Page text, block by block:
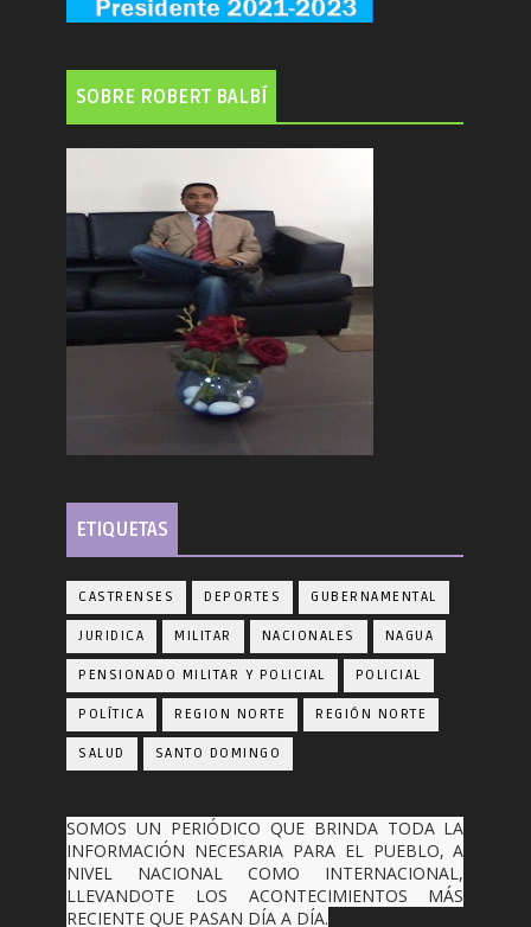
SOBRE ROBERT BALBÍ
ETIQUETAS
CASTRENSES DEPORTES GUBERNAMENTAL
JURIDICA MILITAR NACIONALES NAGUA
PENSIONADO MILITAR Y POLICIAL POLICIAL
POLÍTICA REGION NORTE REGIÓN NORTE
SALUD SANTO DOMINGO
SOMOS UN PERIÓDICO QUE BRINDA TODA LA
INFORMACIÓN NECESARIA PARA EL PUEBLO, A
NIVEL NACIONAL COMO INTERNACIONAL,
LLEVANDOTE LOS ACONTECIMIENTOS MÁS
RECIENTE QUE PASAN DÍA A DÍA.